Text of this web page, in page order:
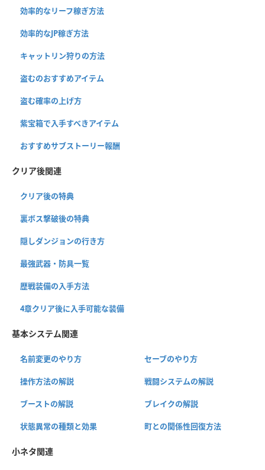
効率的なリーフ稼ぎ方法
効率的なJP稼ぎ方法
キャットリン狩りの方法
盗むのおすすめアイテム
盗む確率の上げ方
紫宝箱で入手すべきアイテム
おすすめサブストーリー報酬
クリア後関連
クリア後の特典
裏ボス撃破後の特典
隠しダンジョンの行き方
最強武器・防具一覧
歴戦装備の入手方法
4章クリア後に入手可能な装備
基本システム関連
名前変更のやり方 セーブのやり方
操作方法の解説 戦闘システムの解説
ブーストの解説 ブレイクの解説
状態異常の種類と効果 町との関係性回復方法
小ネタ関連